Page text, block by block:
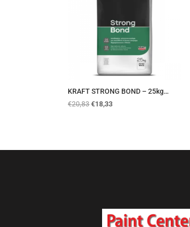
KRAFT STRONG BOND – 25kg…
€20,83€18,33